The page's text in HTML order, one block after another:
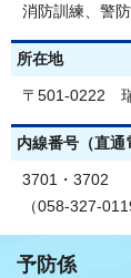
消防訓練、警
所在地
〒501-0222
内線番号（直通
3701・3702
（058-327-
予防係